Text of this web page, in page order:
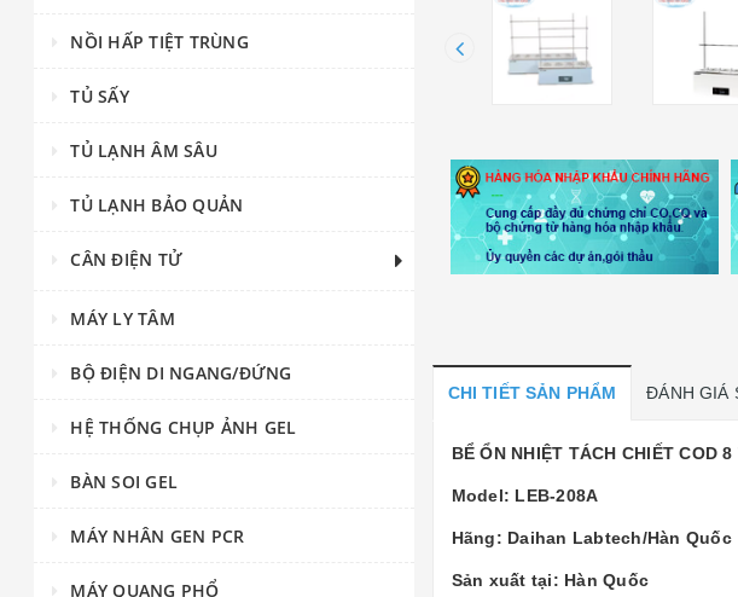
CHI TIẾT SẢN PHẨM ĐÁNH GIÁ
BỂ ỔN NHIỆT TÁCH CHIẾT COD
Model: LEB-208A
Hãng: Daihan Labtech/Hàn Quốc
Sản xuất tại: Hàn Quốc
NỒI HẤP TIỆT TRÙNG
TỦ SẤY
TỦ LẠNH ÂM SÂU
TỦ LẠNH BẢO QUẢN
CÂN ĐIỆN TỬ
MÁY LY TÂM
BỘ ĐIỆN DI NGANG/ĐỨNG
HỆ THỐNG CHỤP ẢNH GEL
BÀN SOI GEL
MÁY NHÂN GEN PCR
MÁY QUANG PHỔ